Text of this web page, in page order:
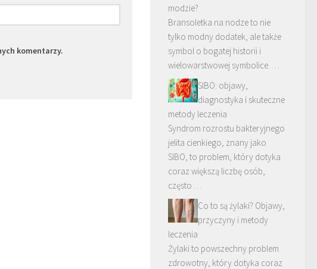
komentarzy.
modzie?
Bransoletka na nodze to nie
tylko modny dodatek, ale także
symbol o bogatej historii i
wielowarstwowej symbolice. …
SIBO: objawy,
diagnostyka i skuteczne
metody leczenia
Syndrom rozrostu bakteryjnego
jelita cienkiego, znany jako
SIBO, to problem, który dotyka
coraz większą liczbę osób,
często …
Co to są żylaki? Objawy,
przyczyny i metody
leczenia
Żylaki to powszechny problem
zdrowotny, który dotyka coraz